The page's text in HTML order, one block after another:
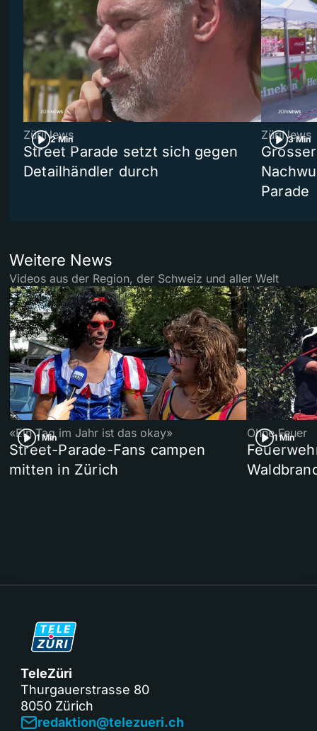
2 Min
ZüriNews
Street Parade setzt sich gegen
Detailhändler durch
3 Min
ZüriNews
Parade
Weitere News
Videos aus der Region, der Schweiz und aller Welt
1 Min
«Ein Tag im Jahr ist das okay»
Street-Parade-Fans campen
mitten in Zürich
1 Min
Ohne Feuer
TeleZüri
Thurgauerstrasse 80
8050 Zürich
redaktion@telezueri.ch